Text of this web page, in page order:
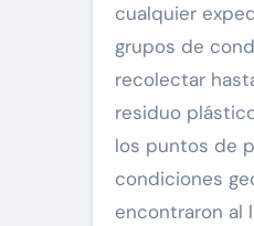
cualquier
grupos de
recolectar
residuo
los puntos de
condiciones
encontraron al